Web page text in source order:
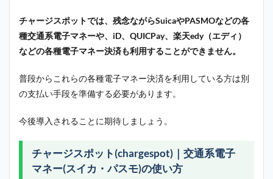
チャージスポットでは、残念ながらSuicaやPASMOなどの各
種交通系電子マネーや、iD、QUICPay、楽天edy（エディ）
などの各種電子マネー決済も利用することができません。
普段からこれらの各種電子マネー決済を利用している方は別
の支払い手段を準備する必要があります。
今後導入されることに期待しましょう。
チャージスポット(chargespot)｜交通系電子
マネー(スイカ・パスモ)の使い方